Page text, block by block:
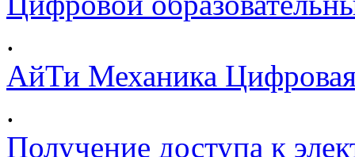
.
АйТи Механика
.
Получение доступа к